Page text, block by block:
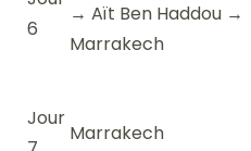
6
→ Aït Ben Haddou →
Marrakech
Jour
Marrakech